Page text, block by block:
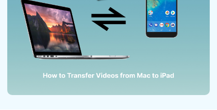
Backup e restauração
Fazer backup de até 18 tipos de dados e dados do
WhatsApp para o computador. E restaurar
backups facilmente.
Recupere todas as mídias de visulização única do